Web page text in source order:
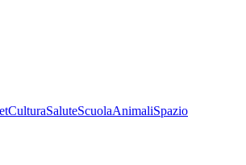
CulturaSaluteScuolaAnimaliSpazio